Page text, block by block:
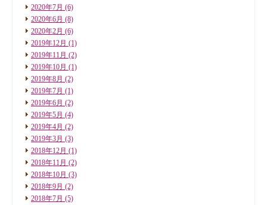
2020年7月 (6)
2020年6月 (8)
2020年2月 (6)
2019年12月 (1)
2019年11月 (2)
2019年10月 (1)
2019年8月 (2)
2019年7月 (1)
2019年6月 (2)
2019年5月 (4)
2019年4月 (2)
2019年3月 (3)
2018年12月 (1)
2018年11月 (2)
2018年10月 (3)
2018年9月 (2)
2018年7月 (5)